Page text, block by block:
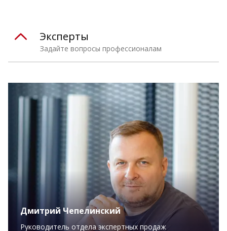
Задайте вопросы профессионалам
Эксперты
Дмитрий Чепелинский
Руководитель отдела экспертных продаж